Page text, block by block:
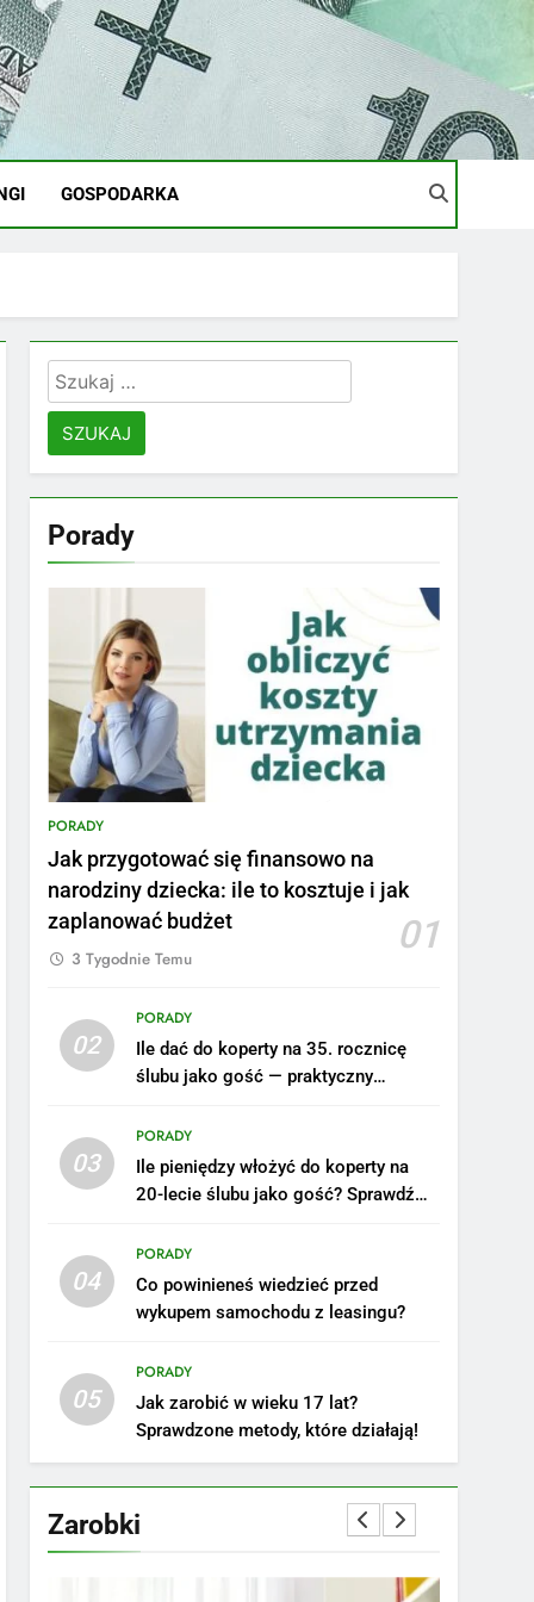
GOSPODARKA
Szukaj:
Porady
PORADY
Jak przygotować się finansowo na
narodziny dziecka: ile to kosztuje i jak
zaplanować budżet
01
3 Tygodnie Temu
02
PORADY
Ile dać do koperty na 35. rocznicę
ślubu jako gość — praktyczny
03
PORADY
Ile pieniędzy włożyć do koperty na
20-lecie ślubu jako gość? Sprawdź
04
PORADY
Co powinieneś wiedzieć przed
wykupem samochodu z leasingu?
05
PORADY
Jak zarobić w wieku 17 lat?
Sprawdzone metody, które działają!
Zarobki
na tym stanowisku
ZAROBKI
szkole: pomysły i